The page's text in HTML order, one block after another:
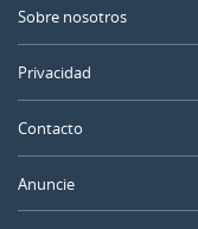
Sobre nosotros
Privacidad
Contacto
Anuncie